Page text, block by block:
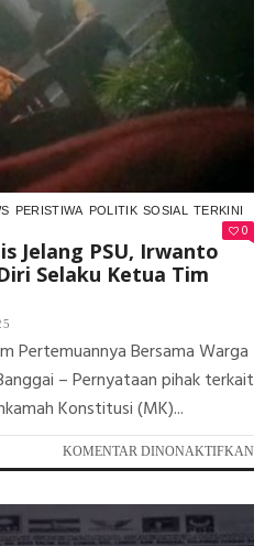
PERISTIWA POLITIK SOSIAL TERKINI
0
Jelang PSU, Irwanto
Selaku Ketua Tim
Pertemuannya Bersama Warga
– Pernyataan pihak terkait
Konstitusi (MK)...
KOMENTAR DINONAKTIFKAN